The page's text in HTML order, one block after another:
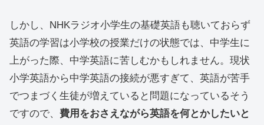
しかし、NHKラジオ小学生の基礎英語も聴いておらず
英語の学習は小学校の授業だけの状態では、中学生に
上がった際、中学英語に苦しむかもしれません。現状
小学英語から中学英語の接続が悪すぎて、英語が苦手
でつまづく生徒が増えていると問題になっているそう
ですので、 費用をおさえながら英語を何とかしたいと